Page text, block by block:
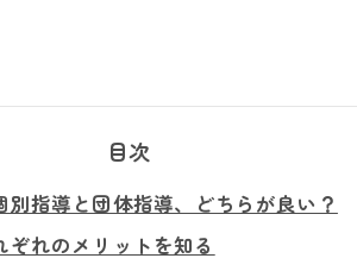
目次
別指導と団体指導、どちらが良い？
れのメリットを知る